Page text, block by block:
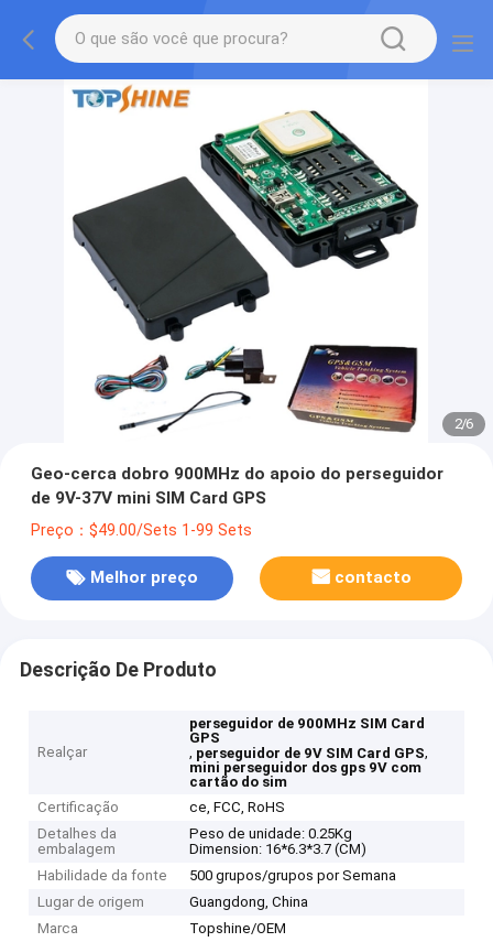
2/6
Geo-cerca dobro 900MHz do apoio do perseguidor
de 9V-37V mini SIM Card GPS
Preço：$49.00/Sets 1-99 Sets
Melhor preço contacto
Descrição De Produto
Realçar
perseguidor de 900MHz SIM Card
GPS
, perseguidor de 9V SIM Card GPS,
mini perseguidor dos gps 9V com
cartão do sim
Certificação
ce, FCC, RoHS
Detalhes da
embalagem
Peso de unidade: 0.25Kg
Dimension: 16*6.3*3.7 (CM)
Habilidade da fonte
500 grupos/grupos por Semana
Lugar de origem
Guangdong, China
Marca
Topshine/OEM